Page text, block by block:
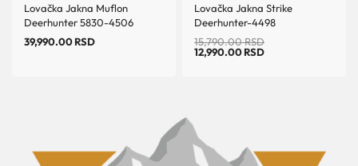
Lovačka Jakna Muflon
Deerhunter 5830-4506
39,990.00RSD
Lovačka Jakna Strike
Deerhunter-4498
15,790.00RSD
12,990.00RSD